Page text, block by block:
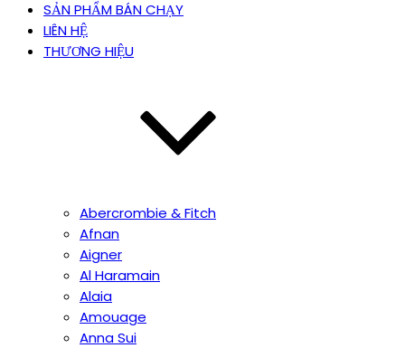
SẢN PHẨM BÁN CHẠY
LIÊN HỆ
THƯƠNG HIỆU
Abercrombie & Fitch
Afnan
Aigner
Al Haramain
Alaia
Amouage
Anna Sui